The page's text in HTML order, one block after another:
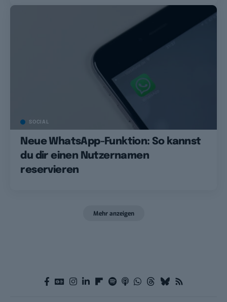
SOCIAL
Neue WhatsApp-Funktion: So kannst
du dir einen Nutzernamen
reservieren
Mehr anzeigen